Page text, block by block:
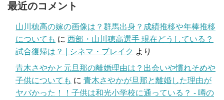
最近のコメント
山川穂高の嫁の画像は？群馬出身？成績推移や年棒推移
についても に 西部・山川穂高選手 現在どうしている？
試合復帰は？ | シネマ・ブレイク より
青木さやかと元旦那の離婚理由は？出会いや慣れそめや
子供についても に 青木さやかが旦那と離婚した理由が
ヤバかった！！子供は和光小学校に通っている？ - 噂の